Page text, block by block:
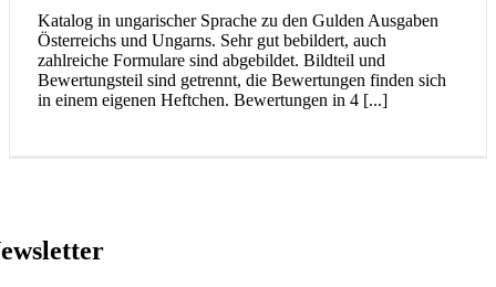
Katalog in ungarischer Sprache zu den Gulden Ausgaben
Österreichs und Ungarns. Sehr gut bebildert, auch
zahlreiche Formulare sind abgebildet. Bildteil und
Bewertungsteil sind getrennt, die Bewertungen finden sich
in einem eigenen Heftchen. Bewertungen in 4 [...]